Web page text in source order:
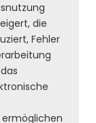
die
Fehler